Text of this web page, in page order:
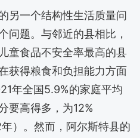
另一个结构性生活质量问
问题。与邻近的县相比，
童食品不安全率最高的县
获得粮食和负担能力方面
年全国5.9%的家庭平均
要高得多，为12%
）。然而，阿尔斯特县的